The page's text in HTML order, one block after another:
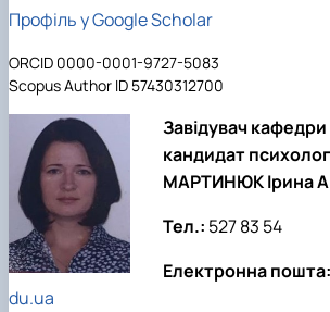
Профіль у Google Scholar
ORCID 0000-0001-9727-5083
Scopus Author ID 57430312700
Завідувач кафедри
кандидат
МАРТИНЮК Ірина
Тел.: 527 83 54
Електронна пошта:
du.ua